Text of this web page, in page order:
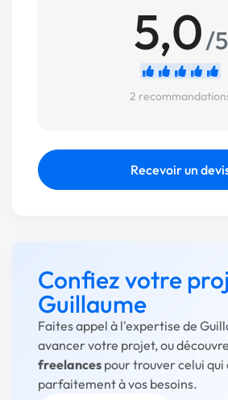
5,0/5
2
Recevoir un
Confiez votre
Guillaume
Faites appel à l'expertise de
avancer votre projet, ou
freelances pour trouver celui
parfaitement à vos besoins.